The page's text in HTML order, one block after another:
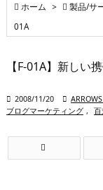
 ホーム >  製品/サ
01A
【F-01A】新しい
 2008/11/20 
ブログマーケティング ,